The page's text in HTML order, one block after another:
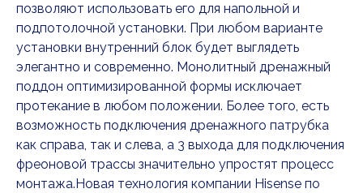
позволяют использовать его для напольной и
подпотолочной установки. При любом варианте
установки внутренний блок будет выглядеть
элегантно и современно. Монолитный дренажный
поддон оптимизированной формы исключает
протекание в любом положении. Более того, есть
возможность подключения дренажного патрубка
как справа, так и слева, а 3 выхода для подключения
фреоновой трассы значительно упростят процесс
монтажа.Новая технология компании Hisense по